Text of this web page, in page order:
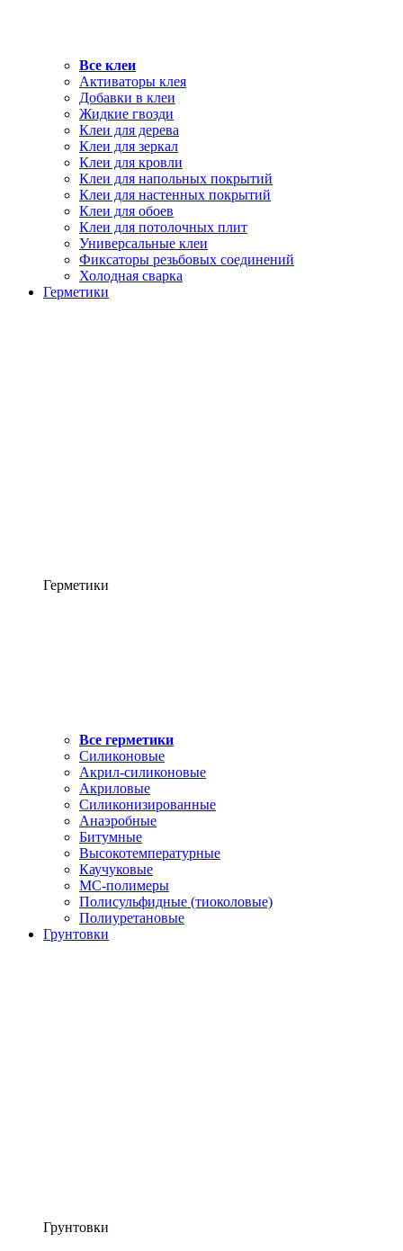
Все клеи
Активаторы клея
Добавки в клеи
Жидкие гвозди
Клеи для дерева
Клеи для зеркал
Клеи для кровли
Клеи для напольных покрытий
Клеи для настенных покрытий
Клеи для обоев
Клеи для потолочных плит
Универсальные клеи
Фиксаторы резьбовых соединений
Холодная сварка
Герметики
Герметики
Все герметики
Силиконовые
Акрил-силиконовые
Акриловые
Силиконизированные
Анаэробные
Битумные
Высокотемпературные
Каучуковые
МС-полимеры
Полисульфидные (тиоколовые)
Полиуретановые
Грунтовки
Грунтовки